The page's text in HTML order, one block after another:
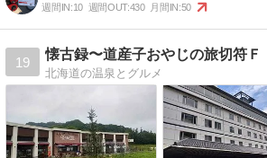
週間IN:10 週間OUT:430 月間IN:50
19
懐古録〜道産子おやじの旅切符Ｆ
北海道の温泉とグルメ